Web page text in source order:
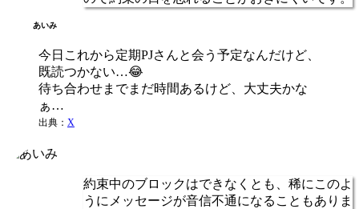
あいみ
今日これから定期PJさんと会う予定なんだけど、
既読つかない…😂
待ち合わせまでまだ時間あるけど、大丈夫かな
ぁ…
出典： X
約束中のブロックはできなくとも、稀にこのよ
うにメッセージが音信不通になることもありま